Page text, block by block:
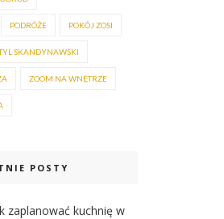
PODRÓŻE POKÓJ ZOSI
SKANDYNAWSKI
ZOOM NA WNĘTRZE
POSTY
zaplanować kuchnię w